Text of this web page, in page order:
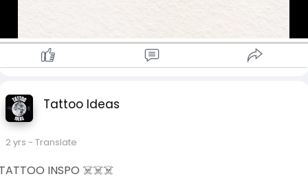
Tattoo Ideas
2 yrs - Translate
INSPO ☠️☠️☠️